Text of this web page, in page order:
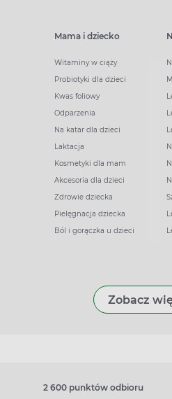
Mama i dziecko
Witaminy w ciąży
Probiotyki dla dzieci
Kwas foliowy
Odparzenia
Na katar dla dzieci
Laktacja
Kosmetyki dla mam
Akcesoria dla dzieci
Zdrowie dziecka
Pielęgnacja dziecka
Ból i gorączka u dzieci
Zobacz
2 600 punktów odbioru